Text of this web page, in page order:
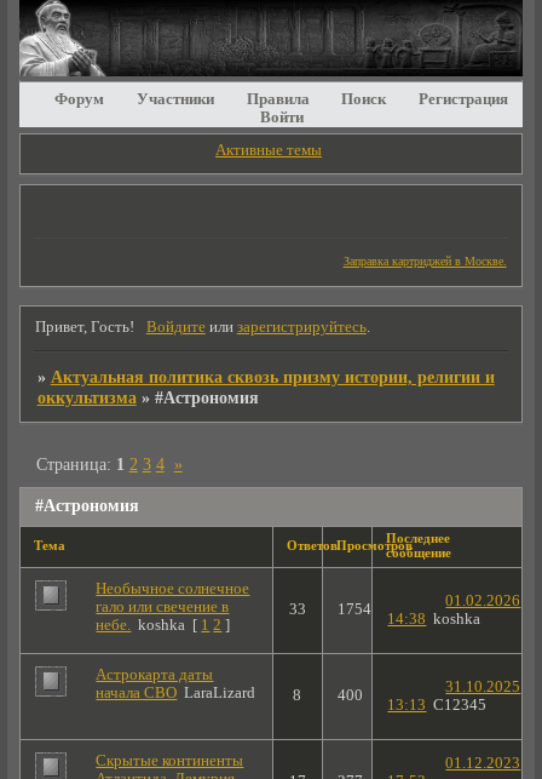
Форум Участники Правила Поиск
Регистрация
Войти
Активные темы
Заправка картриджей в Москве.
Привет, Гость! Войдитеили зарегистрируйтесь.
» Актуальная политика сквозь призму истории, религии и
оккультизма » #Астрономия
#Астрономия
Страница: 1 2 3 4 »
Тема ОтветовПросмотровПоследнее
сообщение
Необычное солнечное
гало или свечение в
небе. koshka [ 1 2 ]
33 1754
01.02.2026
14:38 koshka
Астрокарта даты
начала СВО LaraLizard 8 400
31.10.2025
13:13 C12345
Скрытые континенты
01.12.2023